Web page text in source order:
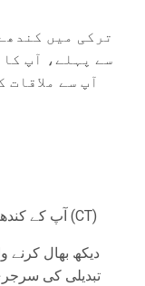
ترکی میں
سے پہلے، آپ
آپ سے
آپ کے کندھے کے ایکسرے اور کمپیوٹرائزڈ ٹوموگرافی (CT)
دیکھ بھال کرنے
تبدیلی کی